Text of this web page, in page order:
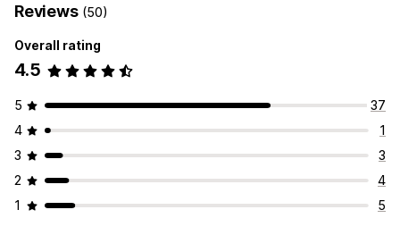
Reviews (50)
Overall rating
4.5
5
37
4
1
3
3
2
4
1
5